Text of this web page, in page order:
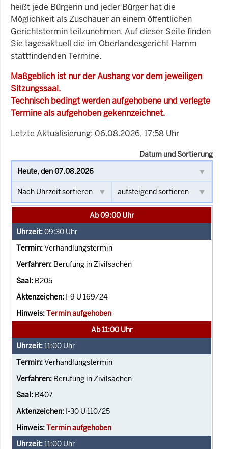
heißt jede Bürgerin und jeder Bürger hat die
Möglichkeit als Zuschauer an einem öffentlichen
Gerichtstermin teilzunehmen. Auf dieser Seite finden
Sie tagesaktuell die im Oberlandesgericht Hamm
stattfindenden Termine.
Maßgeblich ist nur der Aushang vor dem jeweiligen
Sitzungssaal.
Technisch bedingt werden aufgehobene und verlegte
Termine als aufgehoben gekennzeichnet.
Letzte Aktualisierung: 06.08.2026, 17:58 Uhr
Datum und Sortierung
Ab 09:00 Uhr
09:30 Uhr
Verhandlungstermin
Berufung in Zivilsachen
B205
I-9 U 169/24
Termin aufgehoben
Ab 11:00 Uhr
11:00 Uhr
Verhandlungstermin
Berufung in Zivilsachen
B407
I-30 U 110/25
Termin aufgehoben
11:00 Uhr